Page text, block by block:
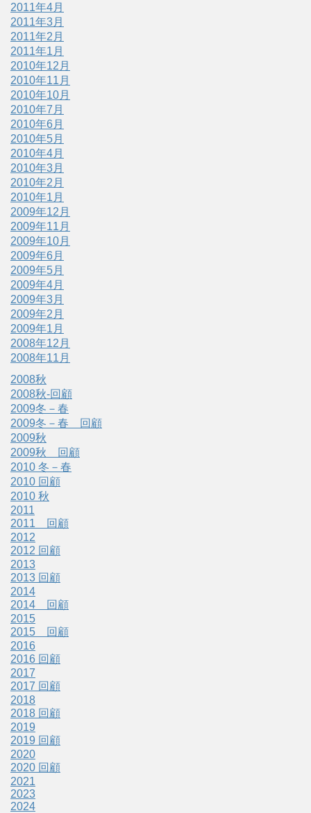
2011年4月
2011年3月
2011年2月
2011年1月
2010年12月
2010年11月
2010年10月
2010年7月
2010年6月
2010年5月
2010年4月
2010年3月
2010年2月
2010年1月
2009年12月
2009年11月
2009年10月
2009年6月
2009年5月
2009年4月
2009年3月
2009年2月
2009年1月
2008年12月
2008年11月
2008秋
2008秋-回顧
2009冬－春
2009冬－春 回顧
2009秋
2009秋 回顧
2010 冬－春
2010 回顧
2010 秋
2011
2011 回顧
2012
2012 回顧
2013
2013 回顧
2014
2014 回顧
2015
2015 回顧
2016
2016 回顧
2017
2017 回顧
2018
2018 回顧
2019
2019 回顧
2020
2020 回顧
2021
2023
2024